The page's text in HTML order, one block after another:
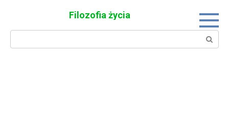
Filozofia życia
Search: